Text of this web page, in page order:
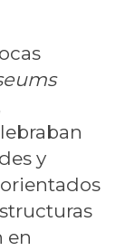
y
en